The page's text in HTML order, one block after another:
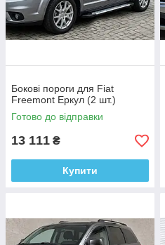
Бокові пороги для Fiat
Freemont Еркул (2 шт.)
Готово до відправки
13 111 ₴
Купити